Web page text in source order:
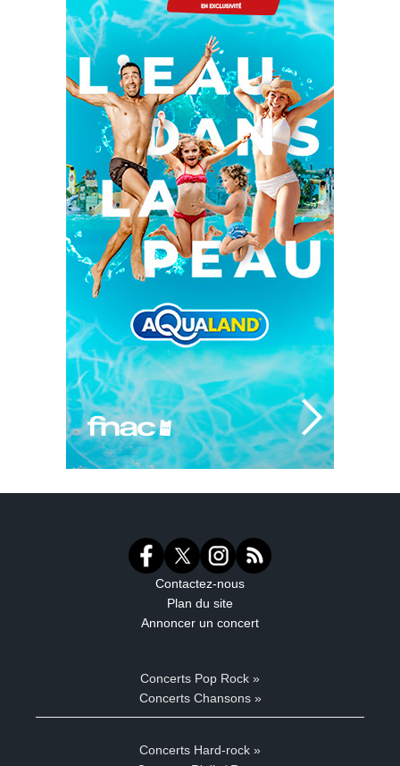
Contactez-nous
Plan du site
Annoncer un concert
Concerts Pop Rock »
Concerts Chansons »
Concerts Hard-rock »